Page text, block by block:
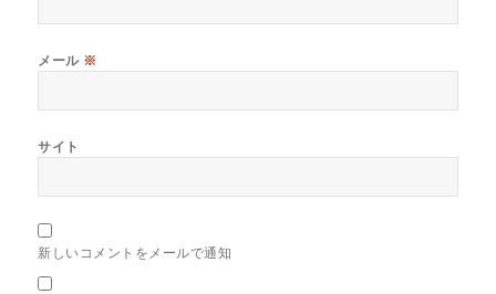
メール ※
サイト
新しいコメントをメールで通知